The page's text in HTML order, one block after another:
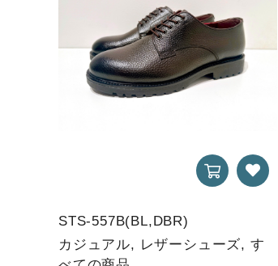
STS-557B(BL,DBR)
カジュアル, レザーシューズ, す